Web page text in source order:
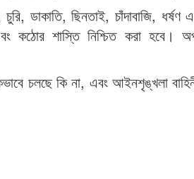
ডাকাতি, ছিনতাই, চাঁদাবাজি, ধর্ষণ
শাস্তি নিশ্চিত করা হবে।
চলছে কি না, এবং আইনশৃঙ্খলা